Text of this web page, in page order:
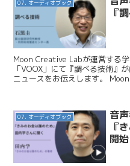
07. オーディオブック
『
Moon Creative Labが運営する
「VOOX」にて『調べる技術』
ニュースをお伝えします。
07. オーディオブック
音
『
開始